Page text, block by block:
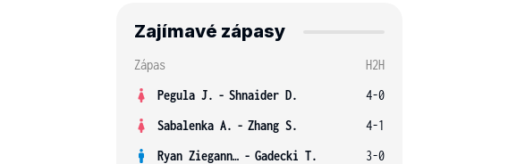
Zajímavé zápasy
Zápas
H2H
Pegula J. - Shnaider D.
4-0
Sabalenka A. - Zhang S.
4-1
Ryan Ziegann S. - Gadecki T.
3-0